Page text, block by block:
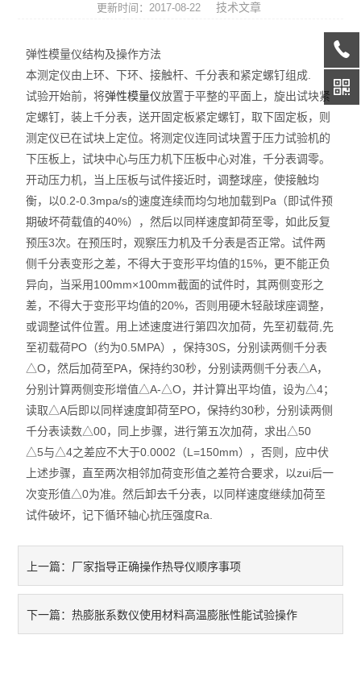
元素分析仪
数显式抗折仪
耐火材料检测仪器
快速升温电炉
陶瓷仪器设备
多孔陶瓷工程陶瓷试验仪
无机非金属材料理化试验仪
玻璃检测仪器
耐火材料保温材料检测仪
型砂型壳铸造仪器
实验电炉
实验室制样及研磨设备
直读式透气性测定仪
更新时间：2017-08-22 技术文章
弹性模量仪结构及操作方法
本测定仪由上环、下环、接触杆、千分表和紧定螺钉组成.
试验开始前，将弹性模量仪放置于平整的平面上，旋出试块紧
定螺钉，装上千分表，送开固定板紧定螺钉，取下固定板，则
测定仪已在试块上定位。将测定仪连同试块置于压力试验机的
下压板上，试块中心与压力机下压板中心对准，千分表调零。
开动压力机，当上压板与试件接近时，调整球座，使接触均
衡，以0.2-0.3mpa/s的速度连续而均匀地加载到Pa（即试件预
期破坏荷载值的40%），然后以同样速度卸荷至零，如此反复
预压3次。在预压时，观察压力机及千分表是否正常。试件两
侧千分表变形之差，不得大于变形平均值的15%，更不能正负
异向，当采用100mm×100mm截面的试件时，其两侧变形之
差，不得大于变形平均值的20%，否则用硬木轻敲球座调整，
或调整试件位置。用上述速度进行第四次加荷，先至初载荷,先
至初载荷PO（约为0.5MPA），保持30S，分别读两侧千分表
△O，然后加荷至PA，保持约30秒，分别读两侧千分表△A，
分别计算两侧变形增值△A-△O，并计算出平均值，设为△4；
读取△A后即以同样速度卸荷至PO，保持约30秒，分别读两侧
千分表读数△00，同上步骤，进行第五次加荷，求出△50
△5与△4之差应不大于0.0002（L=150mm），否则，应中伏
上述步骤，直至两次相邻加荷变形值之差符合要求，以zui后一
次变形值△0为准。然后卸去千分表，以同样速度继续加荷至
试件破坏，记下循环轴心抗压强度Ra.
上一篇： 厂家指导正确操作热导仪顺序事项
下一篇：热膨胀系数仪使用材料高温膨胀性能试验操作